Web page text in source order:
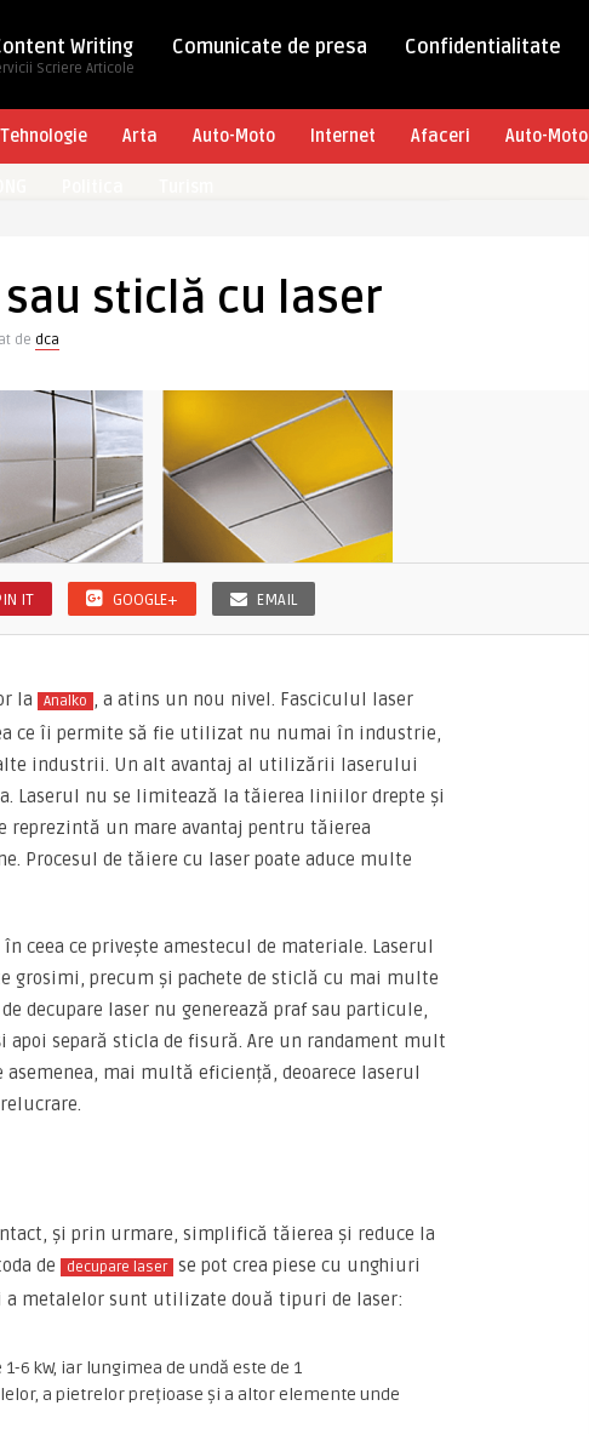
Writing
Scriere Articole
Comunicate de presa Confidentialitate
Tehnologie Arta Auto-Moto Internet Afaceri Auto-Moto
sticlă cu laser
de dca
IT GOOGLE+ EMAIL
la Analko , a atins un nou nivel. Fasciculul laser
ce îi permite să fie utilizat nu numai în industrie,
industrii. Un alt avantaj al utilizării laserului
Laserul nu se limitează la tăierea liniilor drepte și
reprezintă un mare avantaj pentru tăierea
Procesul de tăiere cu laser poate aduce multe
ceea ce privește amestecul de materiale. Laserul
precum și pachete de sticlă cu mai multe
decupare laser nu generează praf sau particule,
apoi separă sticla de fisură. Are un randament mult
mai multă eficiență, deoarece laserul
și prin urmare, simplifică tăierea și reduce la
de
decupare laser se pot crea piese cu unghiuri
metalelor sunt utilizate două tipuri de laser:
6 kW, iar lungimea de undă este de 1
a pietrelor prețioase și a altor elemente unde